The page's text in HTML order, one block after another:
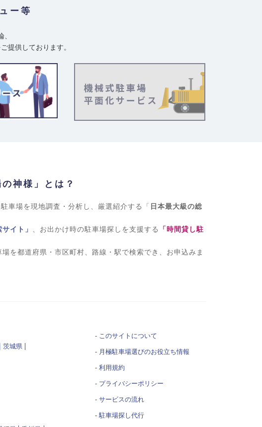
ー等
提供しております。
神様」とは？
車場を現地調査・分析し、厳選紹介する「 日本最大級の総
イト」 、お出かけ時の駐車場探しを支援する
「時間貸し駐
を都道府県・市区町村、路線・駅で検索でき、お申込みま
茨城県
このサイトについて
月極駐車場選びのお役立ち情報
利用規約
プライバシーポリシー
サービスの流れ
駐車場探し代行